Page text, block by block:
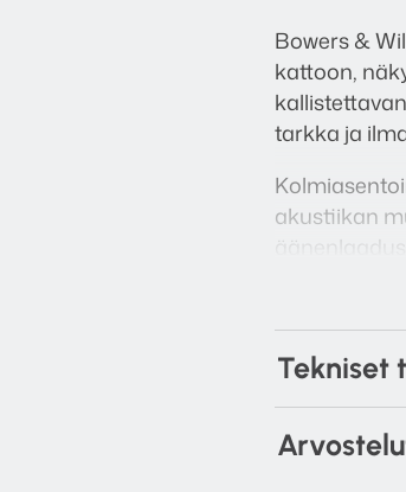
Bowers &
kattoon,
tarkka ja
akustiikan
CCM664
surround-
Tekniset